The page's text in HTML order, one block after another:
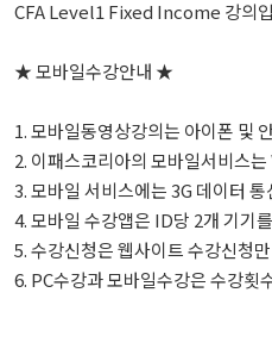
CFA Level1 Fixed Income 강의
★ 모바일수강안내 ★
1. 모바일동영상강의는 아이폰 및
2. 이패스코리아의 모바일서비스
3. 모바일 서비스에는 3G 데이터
4. 모바일 수강앱은 ID당 2개 기기
5. 수강신청은 웹사이트 수강신청
6. PC수강과 모바일수강은 수강횟